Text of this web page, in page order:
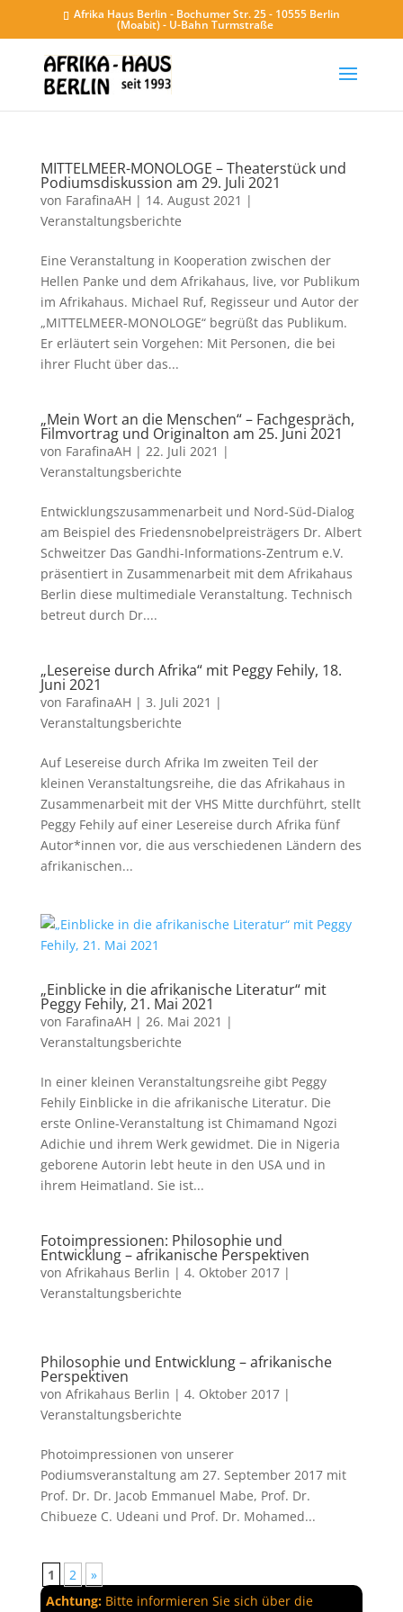
Afrika Haus Berlin - Bochumer Str. 25 - 10555 Berlin
(Moabit) - U-Bahn Turmstraße
MITTELMEER-MONOLOGE – Theaterstück und
Podiumsdiskussion am 29. Juli 2021
von FarafinaAH | 14. August 2021 |
Veranstaltungsberichte
Eine Veranstaltung in Kooperation zwischen der
Hellen Panke und dem Afrikahaus, live, vor Publikum
im Afrikahaus. Michael Ruf, Regisseur und Autor der
„MITTELMEER-MONOLOGE“ begrüßt das Publikum.
Er erläutert sein Vorgehen: Mit Personen, die bei
ihrer Flucht über das...
„Mein Wort an die Menschen“ – Fachgespräch,
Filmvortrag und Originalton am 25. Juni 2021
von FarafinaAH | 22. Juli 2021 |
Veranstaltungsberichte
Entwicklungszusammenarbeit und Nord-Süd-Dialog
am Beispiel des Friedensnobelpreisträgers Dr. Albert
Schweitzer Das Gandhi-Informations-Zentrum e.V.
präsentiert in Zusammenarbeit mit dem Afrikahaus
Berlin diese multimediale Veranstaltung. Technisch
betreut durch Dr....
„Lesereise durch Afrika“ mit Peggy Fehily, 18.
Juni 2021
von FarafinaAH | 3. Juli 2021 |
Veranstaltungsberichte
Auf Lesereise durch Afrika Im zweiten Teil der
kleinen Veranstaltungsreihe, die das Afrikahaus in
Zusammenarbeit mit der VHS Mitte durchführt, stellt
Peggy Fehily auf einer Lesereise durch Afrika fünf
Autor*innen vor, die aus verschiedenen Ländern des
afrikanischen...
„Einblicke in die afrikanische Literatur“ mit
Peggy Fehily, 21. Mai 2021
von FarafinaAH | 26. Mai 2021 |
Veranstaltungsberichte
In einer kleinen Veranstaltungsreihe gibt Peggy
Fehily Einblicke in die afrikanische Literatur. Die
erste Online-Veranstaltung ist Chimamand Ngozi
Adichie und ihrem Werk gewidmet. Die in Nigeria
geborene Autorin lebt heute in den USA und in
ihrem Heimatland. Sie ist...
Fotoimpressionen: Philosophie und
Entwicklung – afrikanische Perspektiven
von Afrikahaus Berlin | 4. Oktober 2017|
Veranstaltungsberichte
Philosophie und Entwicklung – afrikanische
Perspektiven
von Afrikahaus Berlin | 4. Oktober 2017|
Veranstaltungsberichte
Photoimpressionen von unserer
Podiumsveranstaltung am 27. September 2017 mit
Prof. Dr. Dr. Jacob Emmanuel Mabe, Prof. Dr.
Chibueze C. Udeani und Prof. Dr. Mohamed...
1 2
»
Achtung:Bitte informieren Sie sich über die